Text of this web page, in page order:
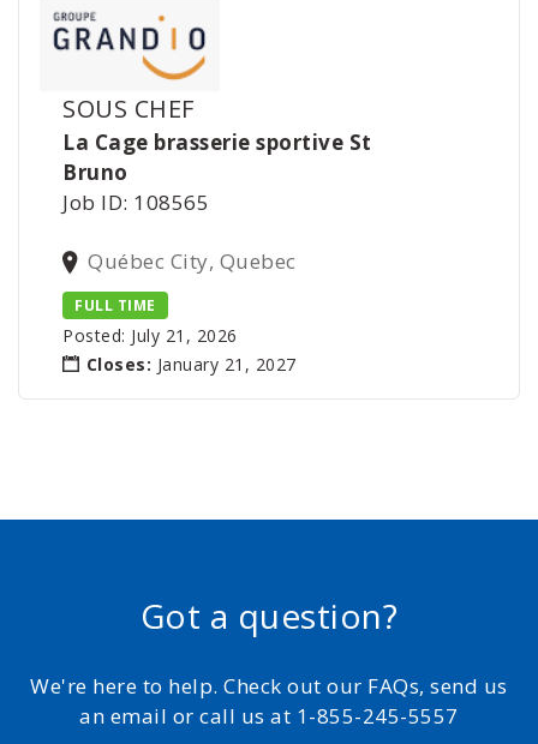
SOUS CHEF
La Cage brasserie sportive St
Bruno
Job ID: 108565
Québec City, Quebec
FULL TIME
Posted: July 21, 2026
Closes: January 21, 2027
Got a question?
We're here to help. Check out our FAQs, send us
an email or call us at 1-855-245-5557